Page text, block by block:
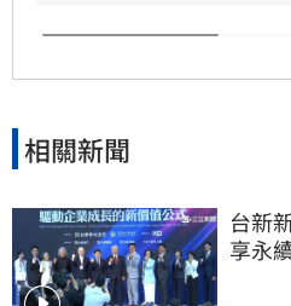
相關新聞
台新
享永